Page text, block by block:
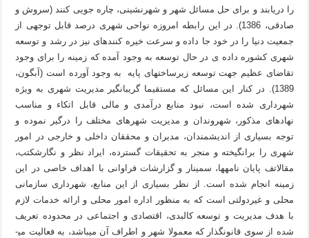
را دریابند و برای حل مسائل شهر و شهرنشینی، چاره جویی کنند (سروش و
صادقی، 1386). در این رابطه امروزه نواحی شهری درصد قابل توجهی از
جمعیت دنیا را در خود جا داده و سرعت خیره ­کننده­ای نیز در رشد و توسعه
شهری کشوره داده ی در حال توسعه به وجود آمده که زمینه را برای وجود
تقاضای عظیم جهت توسعه زیرساخت­های پایه به وجود آورده است (آبگون،
1389). در کنار این مسائل که مستقیما گریبان­گیر مدیریت شهری به ویژه
شهرداری شده است، نبود منابع درآمدی و مالی قابل اتکاء و مناسب
نهادهای مذکور، شهروندان و مدیریت شهرهای مختلف را درگیر نموده و
توجه بسیاری از اندیشمندان، مدیران و محققان داخلی و خارجی در امور
شهری را برانگیخته و منجر به تحقیقات گسترده، ایراد نظر و نگارشکتب،
مقالاتف پایان نامه­ها، سمینار و گزارشات فراوانی با اهداف خاصی در این
زمینه انجام شده است. از نظر بسیاری از این منابع، شهرداری سازمانی
محلی و غیردولتی است که به منظور اداره امور محلی و ارائه خدمات لازم
با هدف مدیریت و توسعه کالبدی، اقتصادی و اجتماعی در محدوده تعریف
شده از سوی قانون­گذار که معمولا شهر و اطراف آن می­باشد، به فعالیت می­